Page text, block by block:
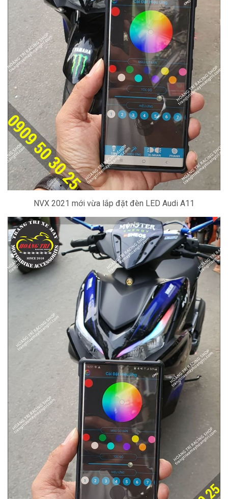
NVX 2021 mới vừa lắp đặt đèn LED Audi A11